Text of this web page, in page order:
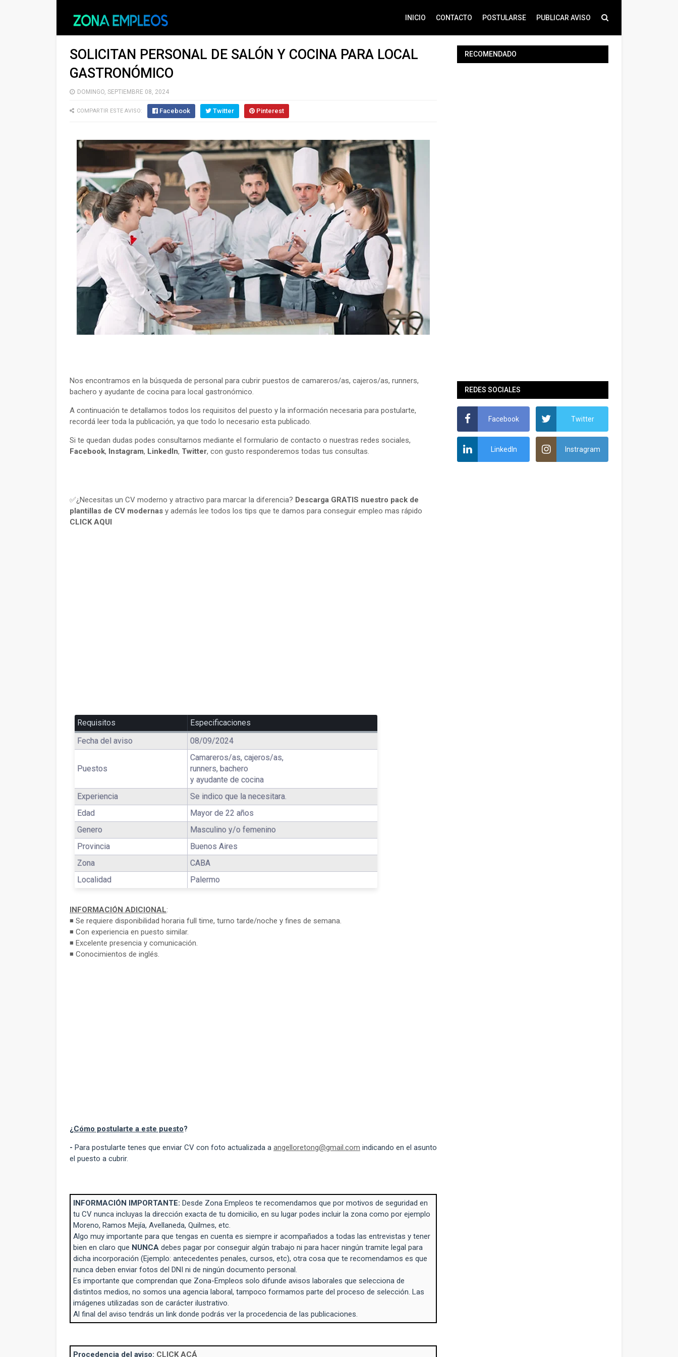
INICIO CONTACTO POSTULARSE PUBLICAR AVISO
SOLICITAN PERSONAL DE SALÓN Y COCINA PARA LOCAL
GASTRONÓMICO
DOMINGO, SEPTIEMBRE 08, 2024
COMPARTIR ESTE AVISO: Facebook Twitter Pinterest
Nos encontramos en la búsqueda de personal para cubrir puestos de camareros/as, cajeros/as, runners,
bachero y ayudante de cocina para local gastronómico.
A continuación te detallamos todos los requisitos del puesto y la información necesaria para postularte,
recordá leer toda la publicación, ya que todo lo necesario esta publicado.
Si te quedan dudas podes consultarnos mediante el formulario de contacto o nuestras redes sociales,
Facebook, Instagram, LinkedIn, Twitter, con gusto responderemos todas tus consultas.
✅¿Necesitas un CV moderno y atractivo para marcar la diferencia? Descarga GRATIS nuestro pack de
plantillas de CV modernas y además lee todos los tips que te damos para conseguir empleo mas rápido
CLICK AQUI
Requisitos
Especificaciones
Fecha del aviso
08/09/2024
Puestos
Camareros/as, cajeros/as,
runners, bachero
y ayudante de cocina
Experiencia
Se indico que la necesitara.
Edad
Mayor de 22 años
Genero
Masculino y/o femenino
Provincia
Buenos Aires
Zona
CABA
Localidad
Palermo
INFORMACIÓN ADICIONAL:
◾ Se requiere disponibilidad horaria full time, turno tarde/noche y fines de semana.
◾ Con experiencia en puesto similar.
◾ Excelente presencia y comunicación.
◾ Conocimientos de inglés.
¿ Cómo postularte a este puesto?
- Para postularte tenes que enviar CV con foto actualizada a angelloretong@gmail.com indicando en el asunto
el puesto a cubrir.
INFORMACIÓN IMPORTANTE: Desde Zona Empleos te recomendamos que por motivos de seguridad en
tu CV nunca incluyas la dirección exacta de tu domicilio, en su lugar podes incluir la zona como por ejemplo
Moreno, Ramos Mejía, Avellaneda, Quilmes, etc.
Algo muy importante para que tengas en cuenta es siempre ir acompañados a todas las entrevistas y tener
bien en claro que NUNCA debes pagar por conseguir algún trabajo ni para hacer ningún tramite legal para
dicha incorporación (Ejemplo: antecedentes penales, cursos, etc), otra cosa que te recomendamos es que
nunca deben enviar fotos del DNI ni de ningún documento personal.
Es importante que comprendan que Zona-Empleos solo difunde avisos laborales que selecciona de
distintos medios, no somos una agencia laboral, tampoco formamos parte del proceso de selección. Las
imágenes utilizadas son de carácter ilustrativo.
Al final del aviso tendrás un link donde podrás ver la procedencia de las publicaciones.
Procedencia del aviso: CLICK ACÁ
RECOMENDADO
REDES SOCIALES
Facebook Twitter
LinkedIn Instragram